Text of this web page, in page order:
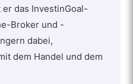
das InvestinGoal-
Broker und -
dabei,
dem Handel und dem